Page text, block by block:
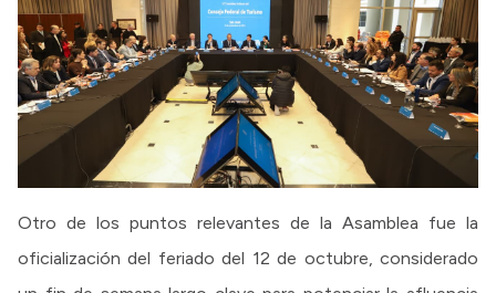
Otro de los puntos relevantes de la Asamblea fue la
oficialización del feriado del 12 de octubre, considerado